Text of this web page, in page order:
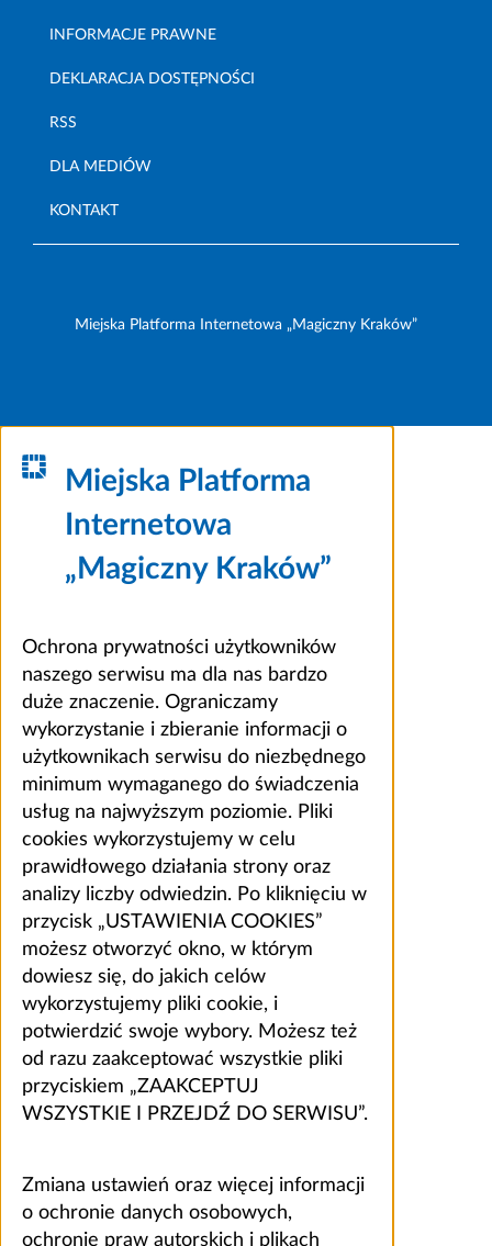
INFORMACJE PRAWNE
DEKLARACJA DOSTĘPNOŚCI
RSS
DLA MEDIÓW
KONTAKT
Miejska Platforma Internetowa „Magiczny Kraków”
Miejska Platforma
Internetowa
„Magiczny Kraków”
Ochrona prywatności użytkowników
naszego serwisu ma dla nas bardzo
duże znaczenie. Ograniczamy
wykorzystanie i zbieranie informacji o
użytkownikach serwisu do niezbędnego
minimum wymaganego do świadczenia
usług na najwyższym poziomie. Pliki
cookies wykorzystujemy w celu
prawidłowego działania strony oraz
analizy liczby odwiedzin. Po kliknięciu w
przycisk „USTAWIENIA COOKIES”
możesz otworzyć okno, w którym
dowiesz się, do jakich celów
wykorzystujemy pliki cookie, i
potwierdzić swoje wybory. Możesz też
od razu zaakceptować wszystkie pliki
przyciskiem „ZAAKCEPTUJ
WSZYSTKIE I PRZEJDŹ DO SERWISU”.
Zmiana ustawień oraz więcej informacji
o ochronie danych osobowych,
ochronie praw autorskich i plikach